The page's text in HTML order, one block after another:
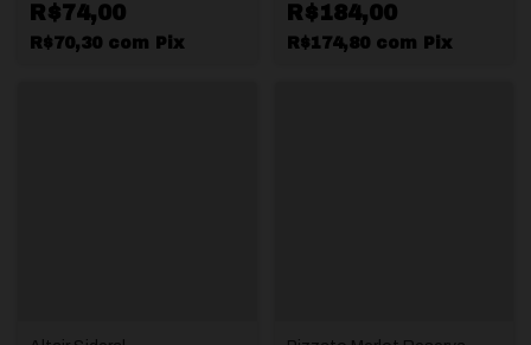
R$74,00
R$70,30 com Pix
R$184,00
R$174,80 com Pix